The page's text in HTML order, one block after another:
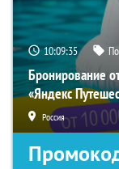
10:09:34
Бронирование
«Яндекс
Россия